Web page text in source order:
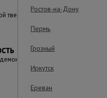
твердости - 76
через
Ростов-на-Дону
Пермь
Грозный
Иркутск
Ереван